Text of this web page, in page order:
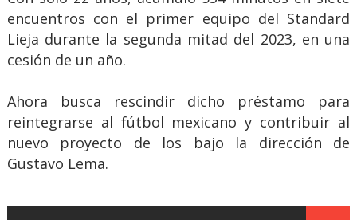
encuentros con el primer equipo del Standard
Lieja durante la segunda mitad del 2023, en una
cesión de un año.
Ahora busca rescindir dicho préstamo para
reintegrarse al fútbol mexicano y contribuir al
nuevo proyecto de los bajo la dirección de
Gustavo Lema.